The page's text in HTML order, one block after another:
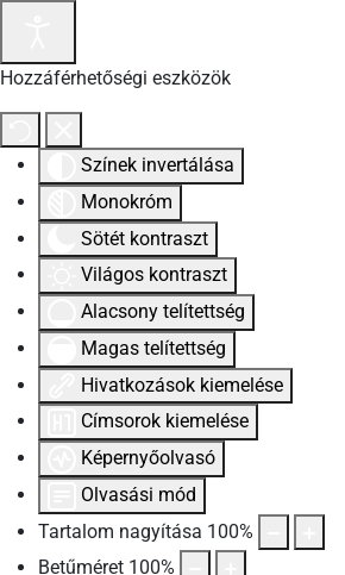
Hozzáférhetőségi eszközök
Színek invertálása
Monokróm
Sötét kontraszt
Világos kontraszt
Alacsony telítettség
Magas telítettség
Hivatkozások kiemelése
Címsorok kiemelése
Képernyőolvasó
Olvasási mód
Tartalom nagyítása 100%
Betűméret 100%